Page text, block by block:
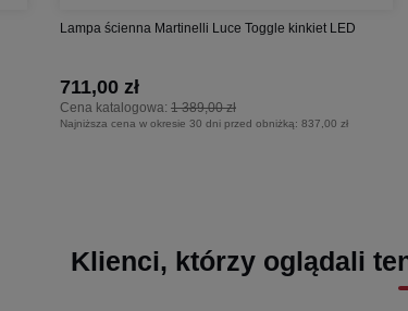
Lampa ścienna Martinelli Luce Toggle kinkiet LED
Cena katalogowa: 1 389,00 zł
711,00 zł
Najniższa cena w okresie 30 dni przed obniżką: 837,00 zł
Klienci, którzy oglądali